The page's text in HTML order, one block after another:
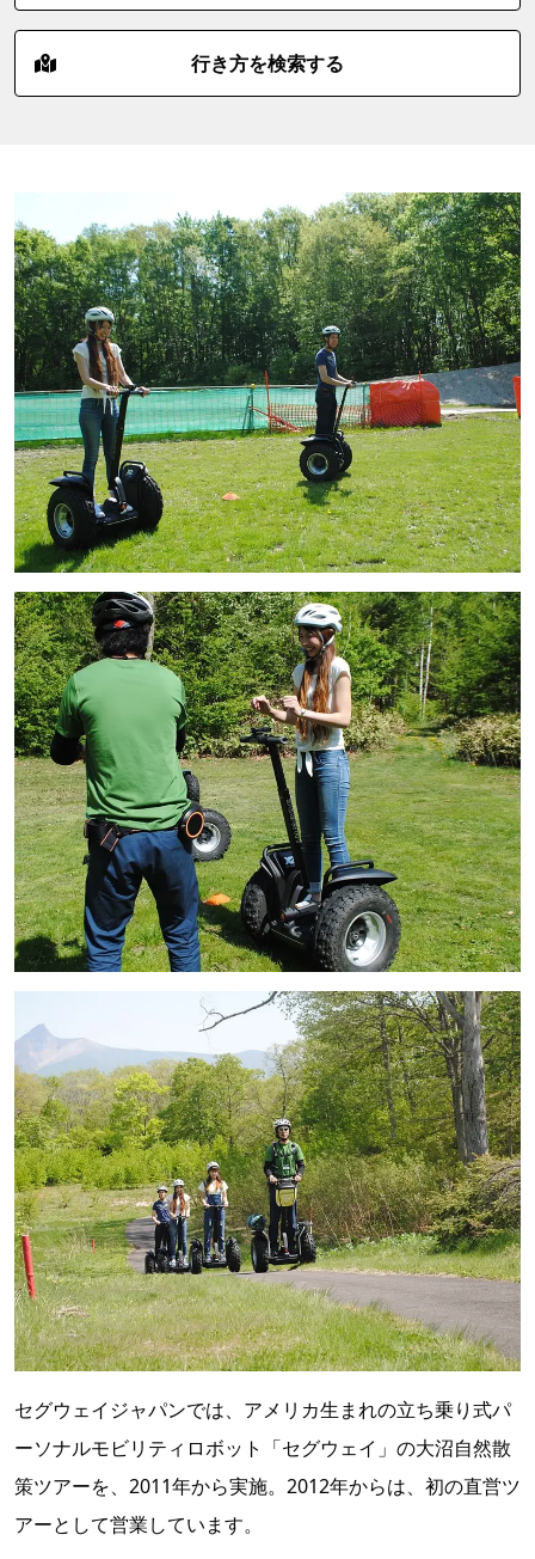
行き方を検索する
セグウェイジャパンでは、アメリカ生まれの立ち乗り式パ
ーソナルモビリティロボット「セグウェイ」の大沼自然散
策ツアーを、2011年から実施。2012年からは、初の直営ツ
アーとして営業しています。